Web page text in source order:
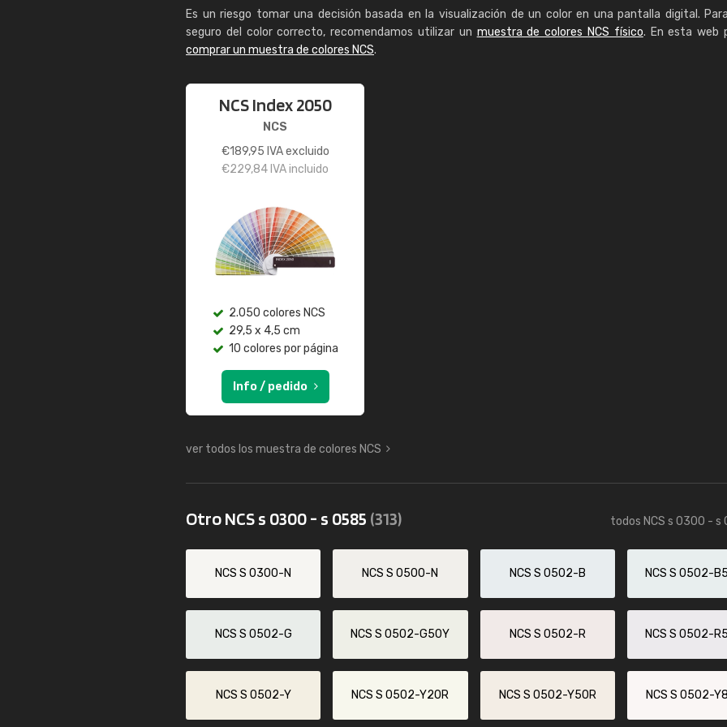
Es un riesgo tomar una decisión basada en la visualización de un color en una pantalla digital.
seguro del color correcto, recomendamos utilizar un muestra de colores NCS físico. En esta web
comprar un muestra de colores NCS.
NCS Index 2050
NCS
€189,95 IVA excluido
€229,84 IVA incluido
2.050 colores NCS
29,5 x 4,5 cm
10 colores por página
Info / pedido
ver todos los muestra de colores NCS
Otro NCS s 0300 - s 0585 (313) todos NCS s 0300 - s
NCS S 0300-N NCS S 0500-N NCS S 0502-B NCS S 0502-
NCS S 0502-G NCS S 0502-G50Y NCS S 0502-R NCS S 0502-
NCS S 0502-Y NCS S 0502-Y20R NCS S 0502-Y50R NCS S 0502-